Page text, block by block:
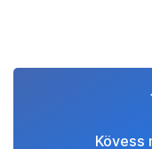
Kövess